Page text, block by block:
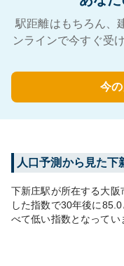
駅距離はもちろん、
ンラインで今すぐ受
今
人口予測から見た下
下新庄駅が所在する大阪
した指数で30年後に85.0
べて低い指数となってい